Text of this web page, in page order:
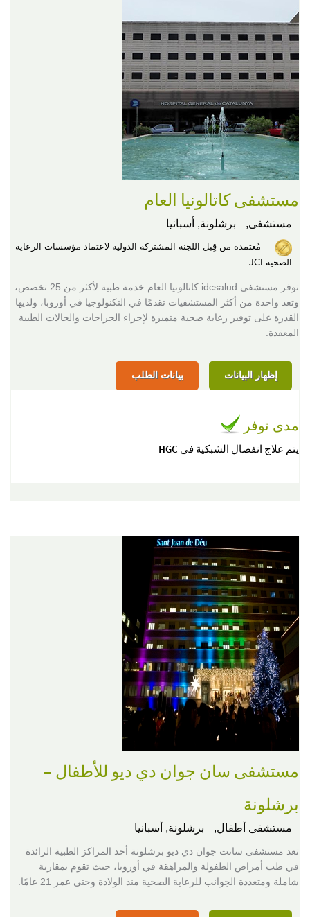
مستشفى كاتالونيا العام
مستشفى, برشلونة, أسبانيا
مُعتمدة من قِبل اللجنة المشتركة الدولية لاعتماد مؤسسات الرعاية
الصحية JCI
توفر مستشفى idcsalud كاتالونيا العام خدمة طبية لأكثر من 25 تخصص،
وتعد واحدة من أكثر المستشفيات تقدمًا في التكنولوجيا في أوروبا، ولديها
القدرة على توفير رعاية صحية متميزة لإجراء الجراحات والحالات الطبية
المعقدة.
إظهار البيانات بيانات الطلب
مدى توفر
يتم علاج انفصال الشبكية في HGC
مستشفى سان جوان دي ديو للأطفال –
برشلونة
مستشفى أطفال, برشلونة, أسبانيا
تعد مستشفى سانت جوان دي ديو برشلونة أحد المراكز الطبية الرائدة
في طب أمراض الطفولة والمراهقة في أوروبا، حيث تقوم بمقاربة
شاملة ومتعددة الجوانب للرعاية الصحية منذ الولادة وحتى عمر 21 عامًا.